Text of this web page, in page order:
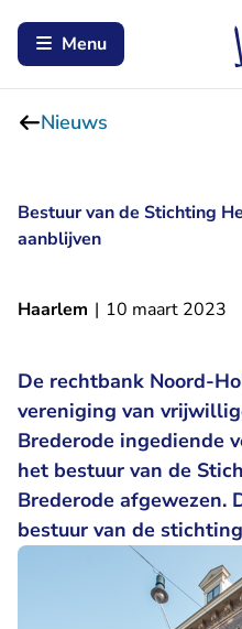
Menu
Nieuws
Bestuur van de Stichting
aanblijven
Haarlem | 10 maart 2023
De rechtbank Noord-
vereniging van
Brederode ingediende
het bestuur van de
Brederode afgewezen.
bestuur van de